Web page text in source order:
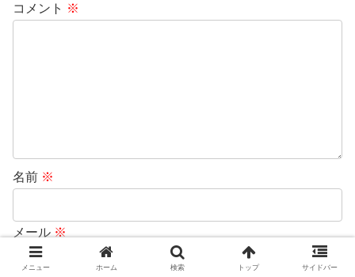
コメント ※
名前 ※
メール ※
メニュー ホーム 検索 トップ サイドバー